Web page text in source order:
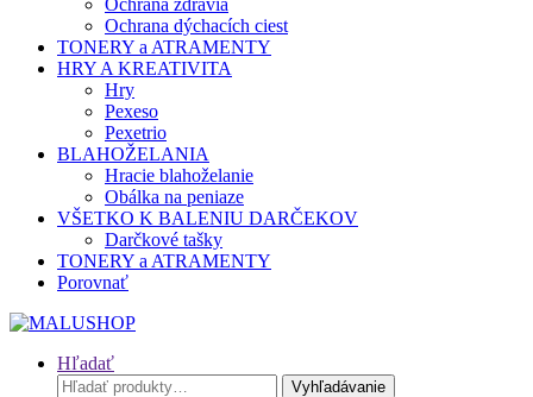
Ochrana zdravia
Ochrana dýchacích ciest
TONERY a ATRAMENTY
HRY A KREATIVITA
Hry
Pexeso
Pexetrio
BLAHOŽELANIA
Hracie blahoželanie
Obálka na peniaze
VŠETKO K BALENIU DARČEKOV
Darčkové tašky
TONERY a ATRAMENTY
Porovnať
Hľadať
Hľadať:
Vyhľadávanie